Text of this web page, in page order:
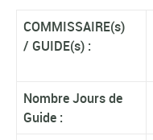
COMMISSAIRE(s)
/ GUIDE(s) :
Nombre Jours de
Guide :